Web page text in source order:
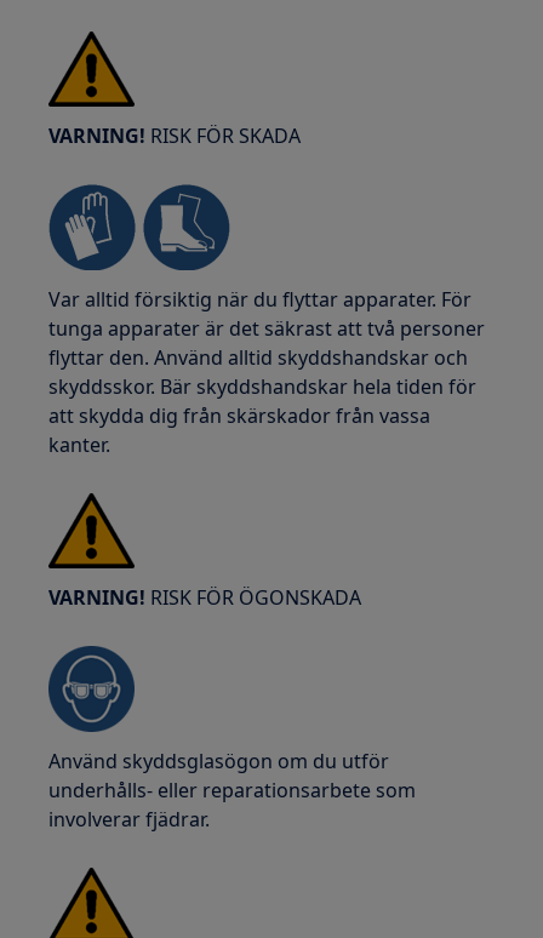
VARNING! RISK FÖR SKADA
Var alltid försiktig när du flyttar apparater. För
tunga apparater är det säkrast att två personer
flyttar den. Använd alltid skyddshandskar och
skyddsskor. Bär skyddshandskar hela tiden för
att skydda dig från skärskador från vassa
kanter.
VARNING! RISK FÖR ÖGONSKADA
Använd skyddsglasögon om du utför
underhålls- eller reparationsarbete som
involverar fjädrar.